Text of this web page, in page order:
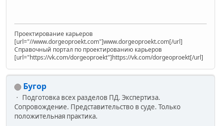
Проектирование карьеров
[url="//www.dorgeoproekt.com"]www.dorgeoproekt.com[/url]
Справочный портал по проектированию карьеров
[url="https://vk.com/dorgeoproekt"]https://vk.com/dorgeoproekt[/url]
Бугор
Подготовка всех разделов ПД. Экспертиза.
Сопровождение. Представительство в суде. Только
положительная практика.